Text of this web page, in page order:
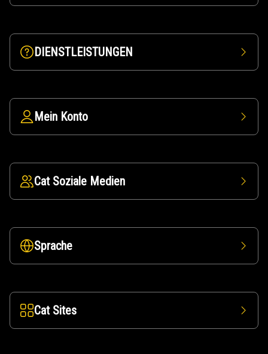
DIENSTLEISTUNGEN
Mein Konto
Cat Soziale Medien
Sprache
Cat Sites